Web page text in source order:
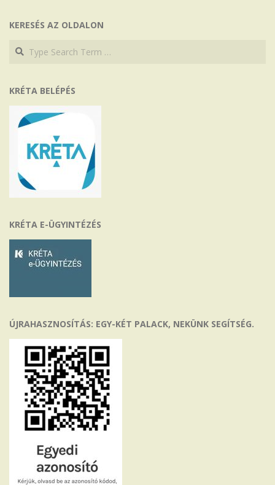
KERESÉS AZ OLDALON
Search
Search
KRÉTA BELÉPÉS
KRÉTA E-ÜGYINTÉZÉS
ÚJRAHASZNOSÍTÁS: EGY-KÉT PALACK, NEKÜNK SEGÍTSÉG.